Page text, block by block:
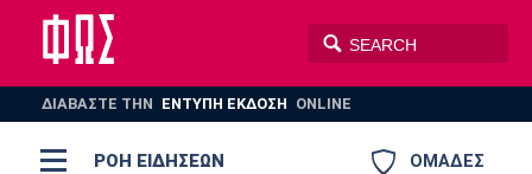
ΔΙΑΒΑΣΤΕ THN ΕΝΤΥΠΗ ΕΚΔΟΣΗ ONLINE
ΟΜΑΔΕΣ
ΡΟΗ ΕΙΔΗΣΕΩΝ